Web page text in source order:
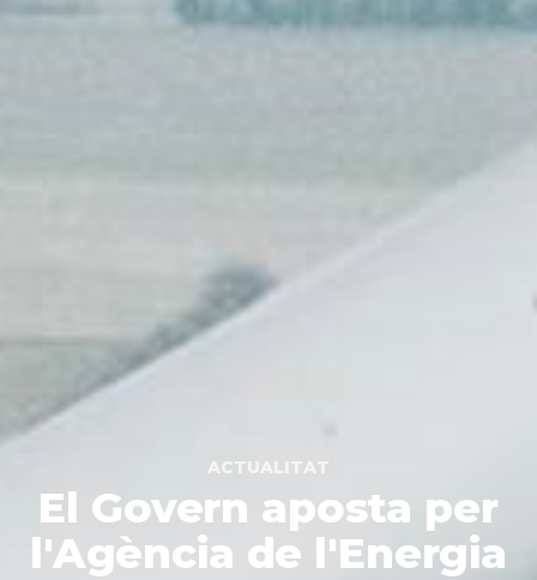
ACTUALITAT
El Govern aposta per
l'Agència de l'Energia